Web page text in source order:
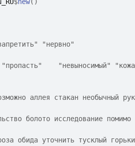
"нервно"
"невыносимый"
аллея стакан необычный
болото исследование
обида уточнить тусклый